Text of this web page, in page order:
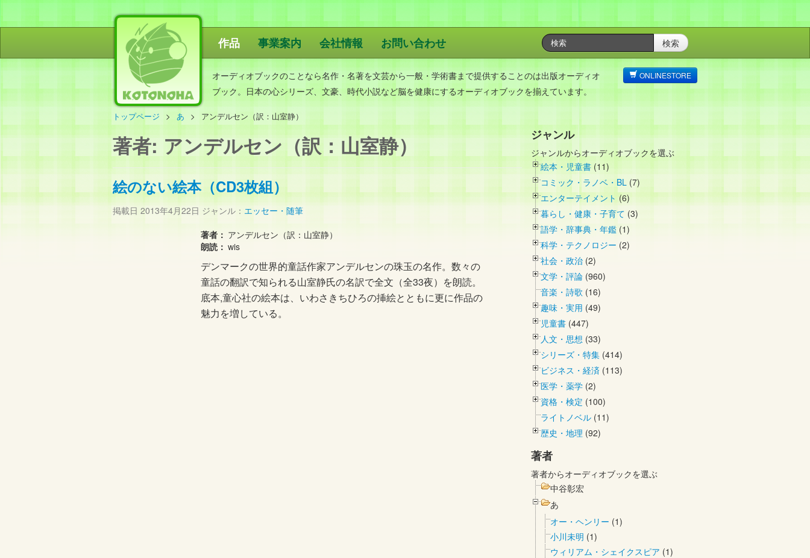
ことのは出版
作品 事業案内 会社情報 お問い合わせ 検索
オーディオブックのことなら名作・名著を文芸から一般・学術書まで提供することのは出版オーディオ
ブック。日本の心シリーズ、文豪、時代小説など脳を健康にするオーディオブックを揃えています。
ONLINESTORE
トップページ あ アンデルセン（訳：山室静）
著者: アンデルセン（訳：山室静）
絵のない絵本（CD3枚組）
掲載日 2013年4月22日 ジャンル： エッセー・随筆
著者： アンデルセン（訳：山室静）
朗読： wis
デンマークの世界的童話作家アンデルセンの珠玉の名作。数々の
童話の翻訳で知られる山室静氏の名訳で全文（全33夜）を朗読。
底本,童心社の絵本は、いわさきちひろの挿絵とともに更に作品の
魅力を増している。
ジャンル
ジャンルからオーディオブックを選ぶ
絵本・児童書 (11)
コミック・ラノベ・BL (7)
エンターテイメント (6)
暮らし・健康・子育て (3)
語学・辞事典・年鑑 (1)
科学・テクノロジー (2)
社会・政治 (2)
文学・評論 (960)
音楽・詩歌 (16)
趣味・実用 (49)
児童書 (447)
人文・思想 (33)
シリーズ・特集 (414)
ビジネス・経済 (113)
医学・薬学 (2)
資格・検定 (100)
ライトノベル (11)
歴史・地理 (92)
著者
著者からオーディオブックを選ぶ
中谷彰宏
あ
オー・ヘンリー (1)
小川未明 (1)
ウィリアム・シェイクスピア (1)